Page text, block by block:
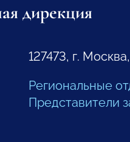
дирекция
127473, г.
Региональные
Представители